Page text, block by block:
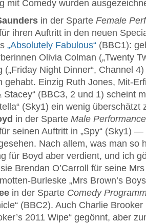
mit Comedy wurden
in der Sparte Female
ihren Auftritt in den neuen
„Absolutely Fabulous“ (BBC1):
Olivia Colman („Twenty
(„Friday Night Dinner“, Channel
gehabt. Einzig Ruth Jones, Mit-
Stacey“ (BBC3, 2 und 1) scheint
(Sky1) ein wenig überschätzt
in der Sparte Male
seinen Auftritt in „Spy“ (Sky1)
Nach allem, was man so
für Boyd aber verdient, und ich
Brendan O’Carroll für seine
Burleske „Mrs Brown’s
in der Sparte Comedy
(BBC2). Auch Charlie
2011 Wipe“ gegönnt, aber